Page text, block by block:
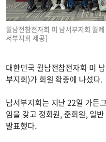
월남전참전자회 미 남서부지회 월
서부지회 제공]
대한민국 월남전참전자회 미
부지회)가 회원 확충에 나섰다.
남서부지회는 지난 22일 가든
임을 갖고 정회원, 준회원, 일
발표했다.